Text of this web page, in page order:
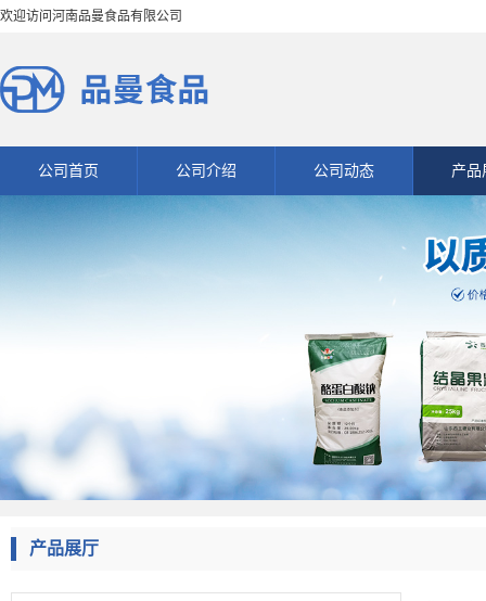
欢迎访问河南品曼食品有限公司
公司首页 公司介绍 公司动态 产品
产品展厅